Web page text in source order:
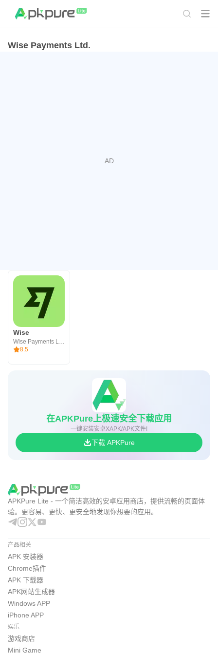
Wise Payments Ltd.
Wise
Wise Payments Ltd.
8.5
在APKPure上极速安全下载应用
一键安装安卓XAPK/APK文件!
下载 APKPure
APKPure Lite - 一个简洁高效的安卓应用商店，提供流畅的页面体
验。更容易、更快、更安全地发现你想要的应用。
产品相关
APK 安装器
Chrome插件
APK 下载器
APK网站生成器
Windows APP
iPhone APP
娱乐
游戏商店
Mini Game